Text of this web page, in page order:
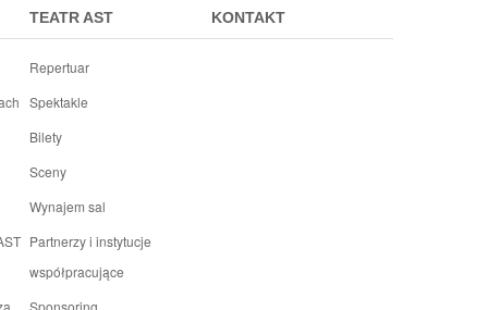
TEATR AST
Repertuar
Spektakle
Bilety
Sceny
Wynajem sal
Partnerzy i instytucje
współpracujące
Sponsoring
KONTAKT